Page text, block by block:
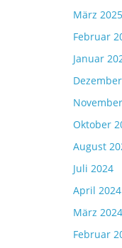
März 2025
Februar
Januar
Oktober
August
Juli 2024
April 2024
März 2024
Februar